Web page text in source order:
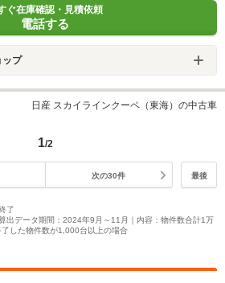
ぐ在庫確認・見積依頼
電話する
ップ
日産 スカイラインクーペ（東海）の中古車
1/2
次の30件 最後
了
出データ期間：2024年9月～11月｜内容：物件数合計1万
した物件数が1,000台以上の場合